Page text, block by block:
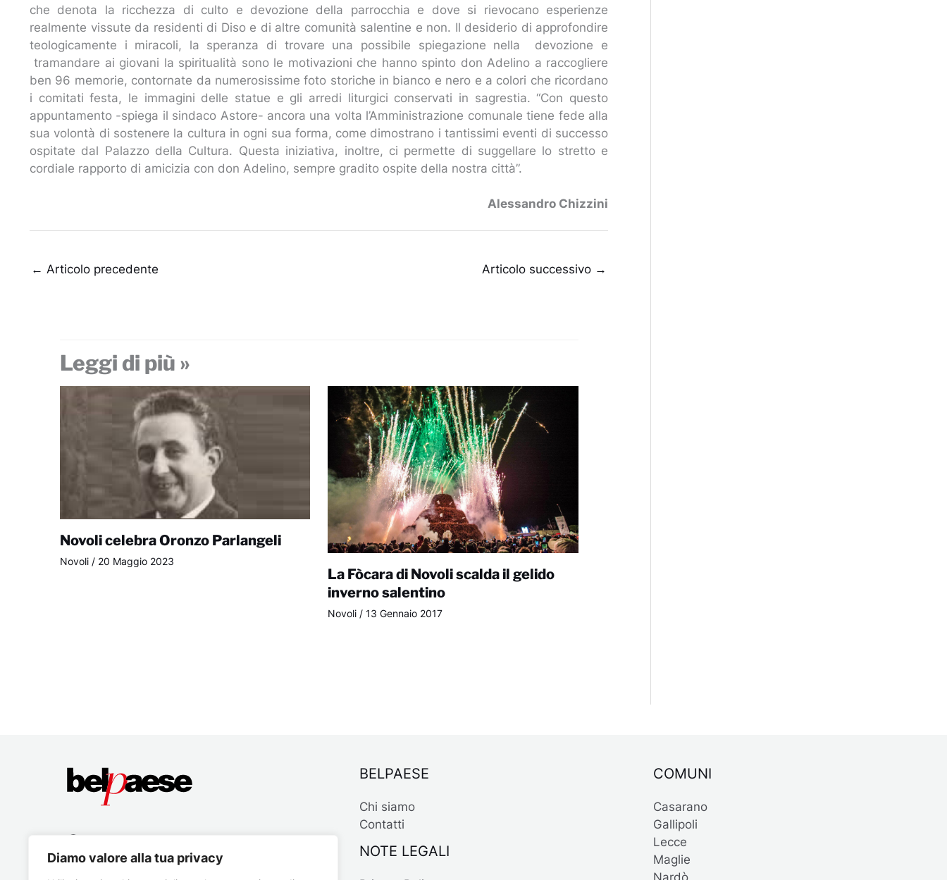
Diamo valore alla tua privacy
che denota la ricchezza di culto e devozione della parrocchia e dove si rievocano esperienze
realmente vissute da residenti di Diso e di altre comunità salentine e non. Il desiderio di approfondire
teologicamente i miracoli, la speranza di trovare una possibile spiegazione nella devozione e
tramandare ai giovani la spiritualità sono le motivazioni che hanno spinto don Adelino a raccogliere
ben 96 memorie, contornate da numerosissime foto storiche in bianco e nero e a colori che ricordano
i comitati festa, le immagini delle statue e gli arredi liturgici conservati in sagrestia. “Con questo
appuntamento -spiega il sindaco Astore- ancora una volta l’Amministrazione comunale tiene fede alla
sua volontà di sostenere la cultura in ogni sua forma, come dimostrano i tantissimi eventi di successo
ospitate dal Palazzo della Cultura. Questa iniziativa, inoltre, ci permette di suggellare lo stretto e
cordiale rapporto di amicizia con don Adelino, sempre gradito ospite della nostra città”.
Alessandro Chizzini
← Articolo precedente Articolo successivo →
Leggi di più »
Novoli celebra Oronzo Parlangeli
Novoli/ 20 Maggio 2023
La Fòcara di Novoli scalda il gelido
inverno salentino
Novoli / 13 Gennaio 2017
BELPAESE
Chi siamo
Contatti
NOTE LEGALI
COMUNI
Casarano
Gallipoli
Lecce
Maglie
Nardò